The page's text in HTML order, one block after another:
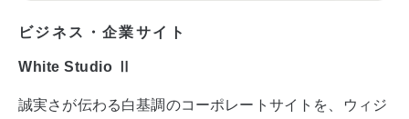
ビジネス・企業サイト
White Studio Ⅱ
誠実さが伝わる白基調のコーポレートサイトを、ウィジ